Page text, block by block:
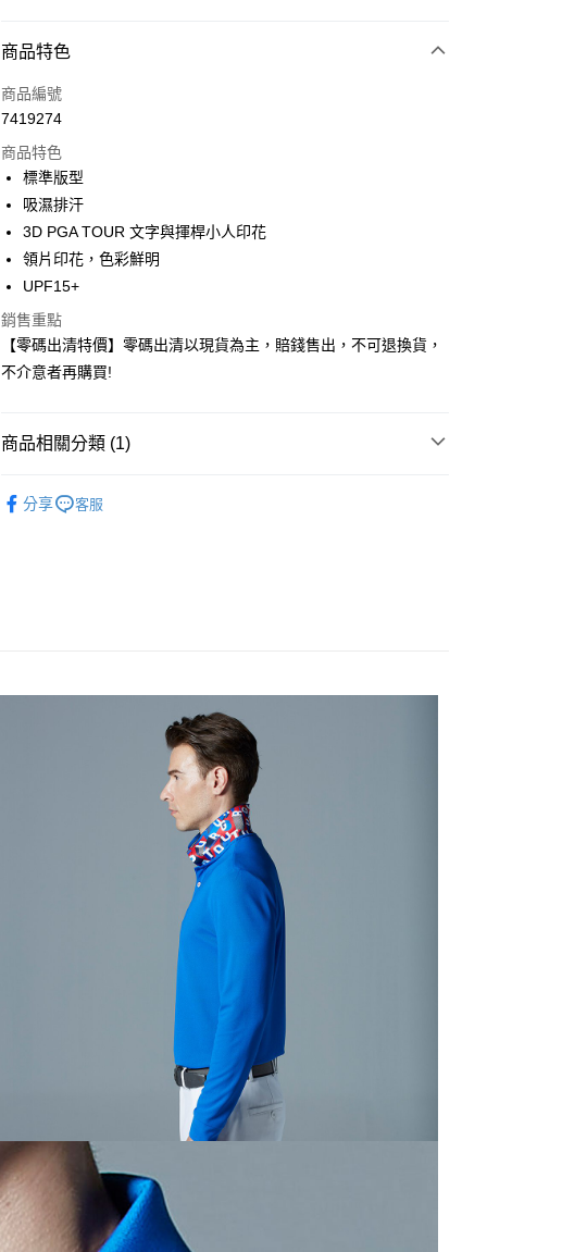
付款方式
信用卡一次付款
LINE Pay
Apple Pay
悠遊付
ATM付款
運送方式
每筆NT$60
每筆NT$60
商品特色
商品編號
7419274
商品特色
標準版型
吸濕排汗
3D PGA TOUR 文字與揮桿小人印花
領片印花，色彩鮮明
UPF15+
銷售重點
【零碼出清特價】零碼出清以現貨為主，賠錢售出，不可退換貨，
不介意者再購買!
商品相關分類 (1)
分享
客服